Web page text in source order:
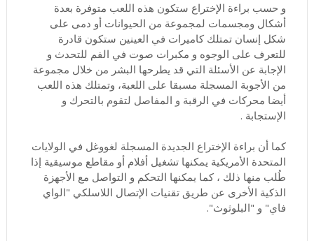
و حسب براءة الإختراع ستكون هذه اللعب متوفرة بعدة
أشكال ومجسمات لمجموعة من الحيوانات أو دمى على
شكل إنسان تمتلك كاميرات في العينين ستكون قادرة
للتعرف على الوجوه و مكبرات صوت في الفم للتحدث و
الإجابة عن الأسئلة التي قد يطرحها البشر من خلال مجموعة
من الأجوبة المسجلة مسبقا على اللعبة، وتمتلك هذه اللعب
أيضا محركات في الرقبة و المفاصل لتقوم بالتحرك و
الإستجابة .
كما أن براءة الإختراع الجديدة المسجلة لغووغل في الولايات
المتحدة الأمريكية يمكنها تشغيل أفلام أو مقاطع موسيقية إذا
طُلب منها ذلك ، كما يمكنها التحكم و التواصل مع الأجهزة
الذكية الأخرى عن طريق تقنيات الإتصال اللاسلكي "الواي
فاي" و "البلوثوث".